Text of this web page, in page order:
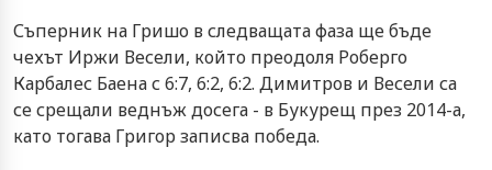
Съперник на Гришо в следващата фаза ще бъде
чехът Иржи Весели, който преодоля Роберго
Карбалес Баена с 6:7, 6:2, 6:2. Димитров и Весели са
се срещали веднъж досега - в Букурещ през 2014-а,
като тогава Григор записва победа.